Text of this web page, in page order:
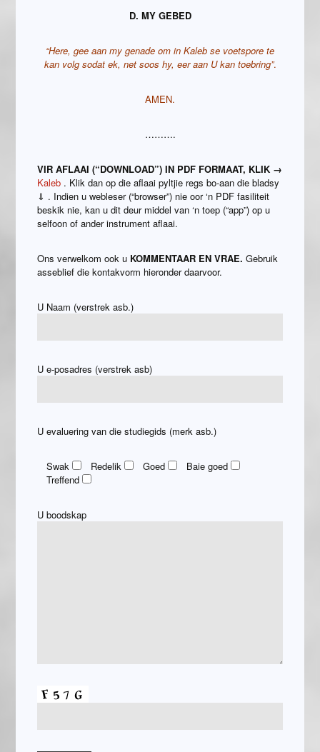
D. MY GEBED
“Here, gee aan my genade om in Kaleb se voetspore te
kan volg sodat ek, net soos hy, eer aan U kan toebring”.
AMEN.
……….
VIR AFLAAI (“DOWNLOAD”) IN PDF FORMAAT, KLIK →
Kaleb . Klik dan op die aflaai pyltjie regs bo-aan die bladsy
⇓ . Indien u webleser (“browser”) nie oor ‘n PDF fasiliteit
beskik nie, kan u dit deur middel van ‘n toep (“app”) op u
selfoon of ander instrument aflaai.
Ons verwelkom ook u KOMMENTAAR EN VRAE.Gebruik
asseblief die kontakvorm hieronder daarvoor.
U Naam (verstrek asb.)
U e-posadres (verstrek asb)
U evaluering van die studiegids (merk asb.)
Swak Redelik Goed
Baie goed
Treffend
U boodskap